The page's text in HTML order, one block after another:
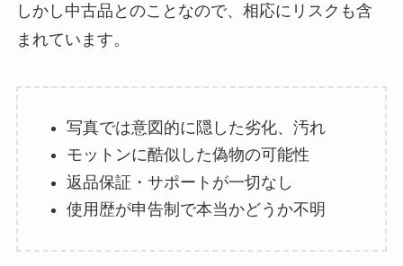
しかし中古品とのことなので、相応にリスクも含
まれています。
写真では意図的に隠した劣化、汚れ
モットンに酷似した偽物の可能性
返品保証・サポートが一切なし
使用歴が申告制で本当かどうか不明